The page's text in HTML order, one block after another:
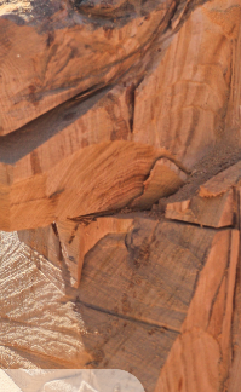
Grantový program - Kultura a
Grantový program a
Žádost o poskytnutí
Závěrečná zpráva o
Grantový program - Sportovní
Grantový program
Žádost o poskytnutí
Formulář pro vyúčtování
Grantový program - Sport a
Grantový program a